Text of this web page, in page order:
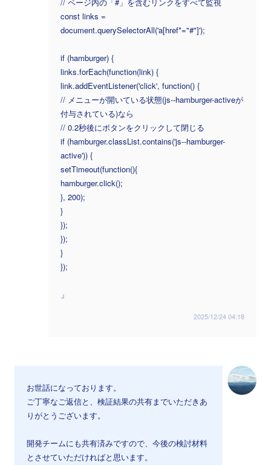
const links =
document.querySelectorAll('a[href*="#"]');
if (hamburger) {
links.forEach(function(link) {
link.addEventListener('click', function() {
// メニューが開いている状態(js--hamburger-activeが
付与されている)なら
// 0.2秒後にボタンをクリックして閉じる
if (hamburger.classList.contains('js--hamburger-
active')) {
setTimeout(function(){
hamburger.click();
}, 200);
}
});
});
}
});
」
2025/12/24 04:18
お世話になっております。
ご丁寧なご返信と、検証結果の共有までいただきあ
りがとうございます。
開発チームにも共有済みですので、今後の検討材料
とさせていただければと思います。